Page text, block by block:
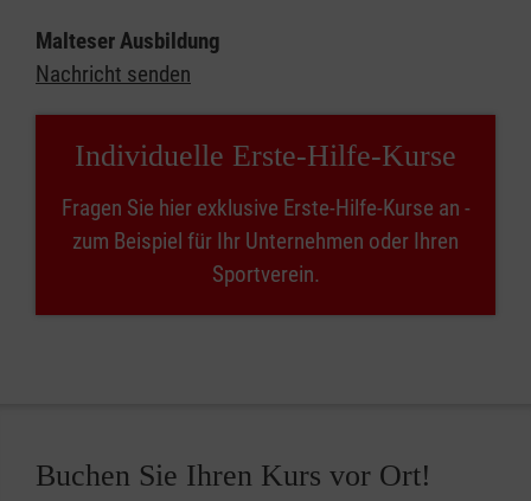
Malteser Ausbildung
Nachricht senden
Individuelle Erste-Hilfe-Kurse
Fragen Sie hier exklusive Erste-Hilfe-Kurse an -
zum Beispiel für Ihr Unternehmen oder Ihren
Sportverein.
Buchen Sie Ihren Kurs vor Ort!